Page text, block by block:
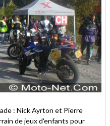
: Nick Ayrton et Pierre
de jeux d'enfants pour